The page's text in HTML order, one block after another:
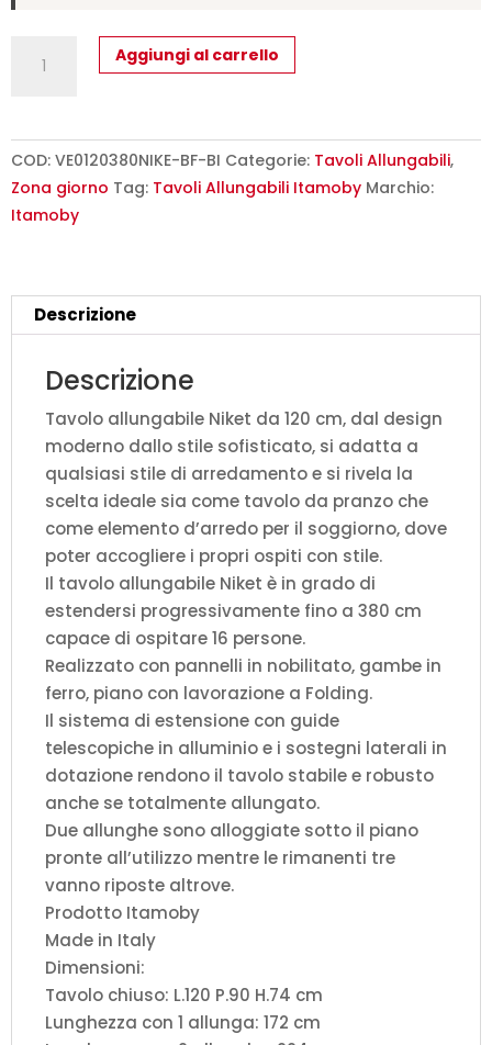
allungabile
Niket
bianco
frassino
quantità
Aggiungi al carrello
COD: VE0120380NIKE-BF-BI Categorie: Tavoli Allungabili,
Zona giorno Tag: Tavoli Allungabili Itamoby Marchio:
Itamoby
Descrizione
Descrizione
Tavolo allungabile Niket da 120 cm, dal design
moderno dallo stile sofisticato, si adatta a
qualsiasi stile di arredamento e si rivela la
scelta ideale sia come tavolo da pranzo che
come elemento d’arredo per il soggiorno, dove
poter accogliere i propri ospiti con stile.
Il tavolo allungabile Niket è in grado di
estendersi progressivamente fino a 380 cm
capace di ospitare 16 persone.
Realizzato con pannelli in nobilitato, gambe in
ferro, piano con lavorazione a Folding.
Il sistema di estensione con guide
telescopiche in alluminio e i sostegni laterali in
dotazione rendono il tavolo stabile e robusto
anche se totalmente allungato.
Due allunghe sono alloggiate sotto il piano
pronte all’utilizzo mentre le rimanenti tre
vanno riposte altrove.
Prodotto Itamoby
Made in Italy
Dimensioni:
Tavolo chiuso: L.120 P.90 H.74 cm
Lunghezza con 1 allunga: 172 cm